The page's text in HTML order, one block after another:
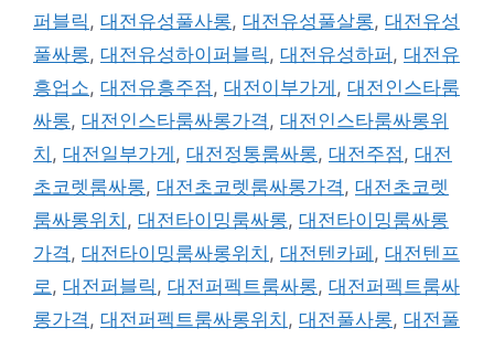
퍼블릭 , 대전유성풀사롱, 대전유성풀살롱, 대전유성
풀싸롱, 대전유성하이퍼블릭 , 대전유성하퍼 , 대전유
흥업소, 대전유흥주점 , 대전이부가게 , 대전인스타룸
싸롱, 대전인스타룸싸롱가격 , 대전인스타룸싸롱위
치 , 대전일부가게 , 대전정통룸싸롱, 대전주점 , 대전
초코렛룸싸롱, 대전초코렛룸싸롱가격 , 대전초코렛
룸싸롱위치 , 대전타이밍룸싸롱, 대전타이밍룸싸롱
가격 , 대전타이밍룸싸롱위치 , 대전텐카페 , 대전텐프
로 , 대전퍼블릭 , 대전퍼펙트룸싸롱, 대전퍼펙트룸싸
롱가격 , 대전퍼펙트룸싸롱위치 , 대전풀사롱, 대전풀